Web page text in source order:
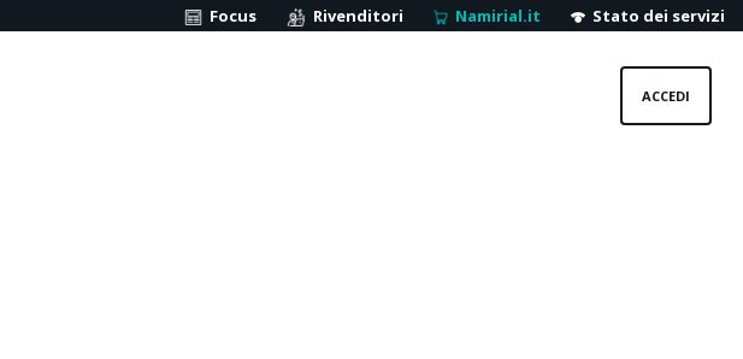
Focus Rivenditori Namirial.it Stato dei servizi
ACCEDI